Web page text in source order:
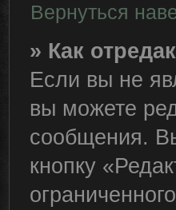
Вернуться
» Как
Если вы не
вы можете
сообщения.
кнопку